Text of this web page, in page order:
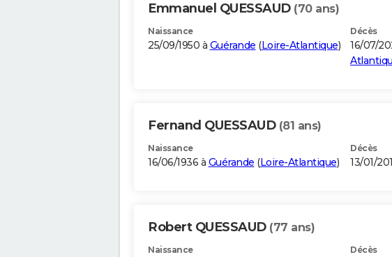
Emmanuel QUESSAUD (70 ans)
Naissance
25/09/1950 à Guérande (Loire-Atlantique)
Décès
16/07/
Fernand QUESSAUD (81 ans)
Naissance
16/06/1936 à Guérande (Loire-Atlantique)
Décès
13/01/
Robert QUESSAUD (77 ans)
Naissance Décès